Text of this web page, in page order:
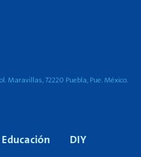
Maravillas, 72220 Puebla, Pue. México.
DIY